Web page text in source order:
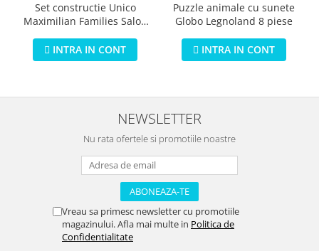
Set constructie Unico
Maximilian Families Salon
INTRA IN CONT
Puzzle animale cu sunete
Globo Legnoland 8 piese
INTRA IN CONT
NEWSLETTER
Nu rata ofertele si promotiile noastre
Vreau sa primesc newsletter cu promotiile
magazinului. Afla mai multe in Politica de
Confidentialitate